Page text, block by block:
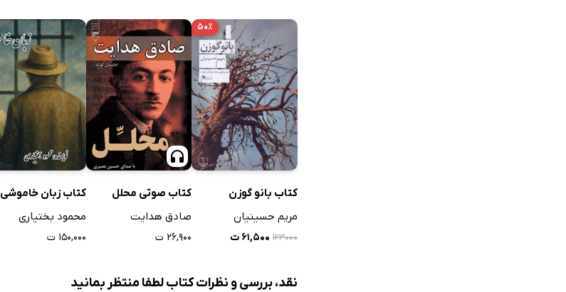
۵۰٪
کتاب بانو گوزن
مریم حسینیان
۱۲۳۰۰۰ ۶۱,۵۰۰ ت
کتاب صوتی محلل
صادق هدایت
۲۶,۹۰۰ ت
کتاب زبان خاموشی
محمود بختیاری
۱۵۰,۰۰۰ ت
نقد، بررسی و نظرات کتاب لطفا منتظر بمانید